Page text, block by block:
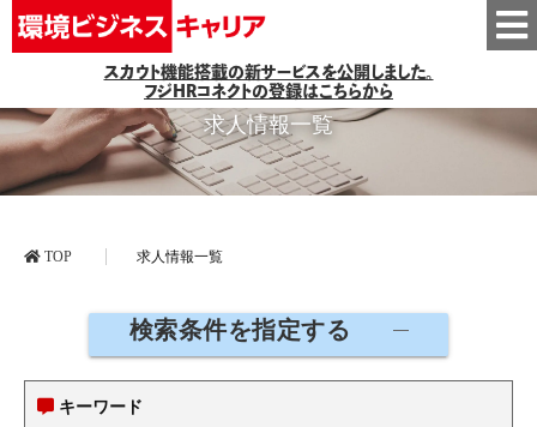
スカウト機能搭載の新サービスを公開しました。
フジHRコネクトの登録はこちらから
求人情報一覧
TOP 求人情報一覧
検索条件を指定する
キーワード